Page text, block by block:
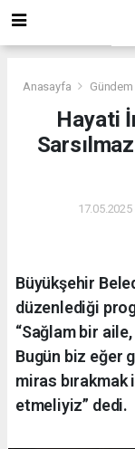
Anasayfa Gündem
Hayati
Büyükşehir
düzenlediği
“Sağlam bir
Bugün biz eğer
miras
etmeliyiz” dedi.